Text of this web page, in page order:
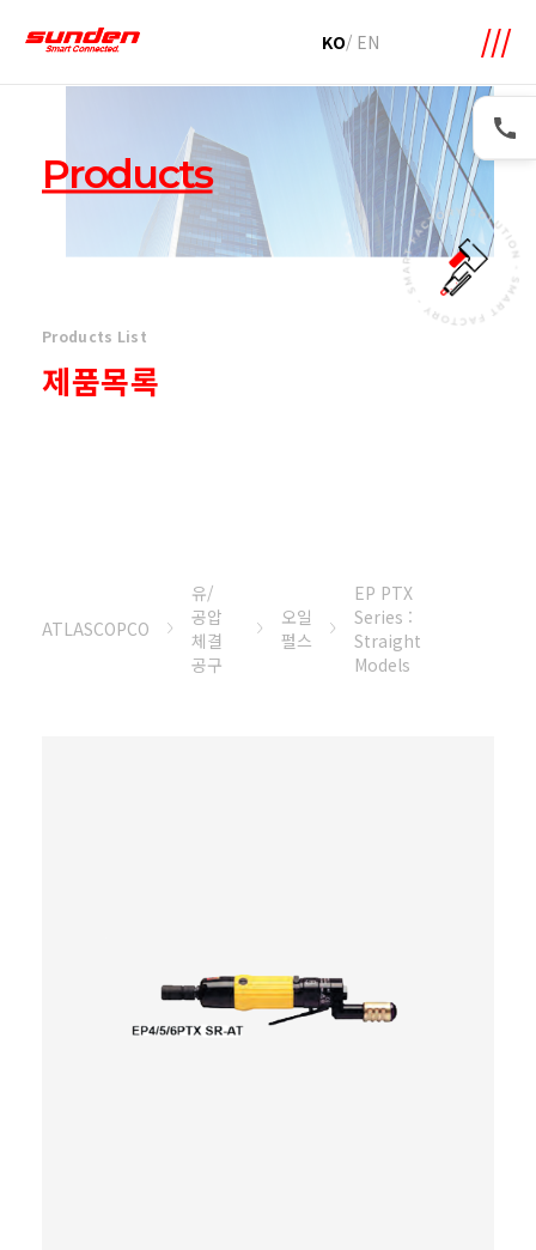
KO/ EN
Products
Products List
제품목록
ATLASCOPCO
유/
공압
체결
공구
오일
펄스
EP PTX
Series :
Straight
Models